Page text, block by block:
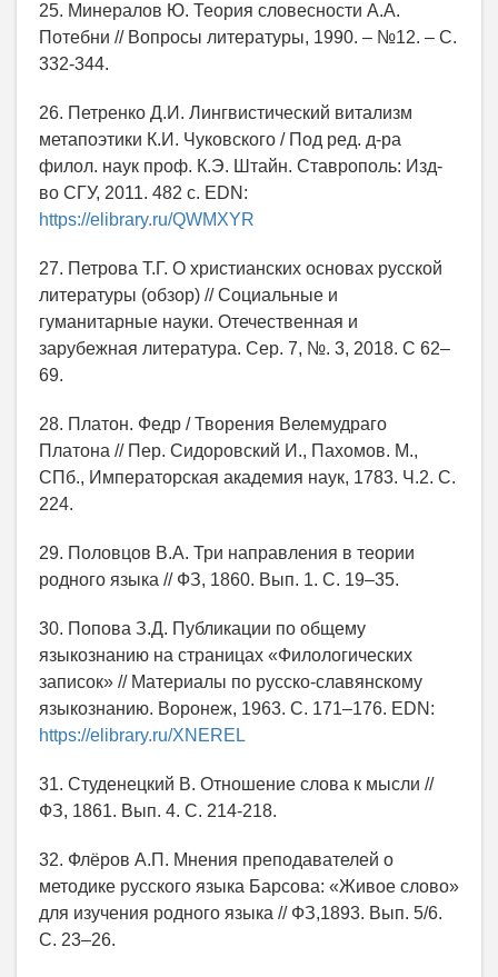
25. Минералов Ю. Теория словесности А.А.
Потебни // Вопросы литературы, 1990. – №12. – C.
332-344.
26. Петренко Д.И. Лингвистический витализм
метапоэтики К.И. Чуковского / Под ред. д-ра
филол. наук проф. К.Э. Штайн. Ставрополь: Изд-
во СГУ, 2011. 482 с. EDN:
https://elibrary.ru/QWMXYR
27. Петрова Т.Г. О христианских основах русской
литературы (обзор) // Социальные и
гуманитарные науки. Отечественная и
зарубежная литература. Сер. 7, №. 3, 2018. С 62–
69.
28. Платон. Федр / Творения Велемудраго
Платона // Пер. Сидоровский И., Пахомов. М.,
СПб., Императорская академия наук, 1783. Ч.2. С.
224.
29. Половцов В.А. Три направления в теории
родного языка // ФЗ, 1860. Вып. 1. С. 19–35.
30. Попова З.Д. Публикации по общему
языкознанию на страницах «Филологических
записок» // Материалы по русско-славянскому
языкознанию. Воронеж, 1963. С. 171–176. EDN:
https://elibrary.ru/XNEREL
31. Студенецкий В. Отношение слова к мысли //
ФЗ, 1861. Вып. 4. С. 214-218.
32. Флёров А.П. Мнения преподавателей о
методике русского языка Барсова: «Живое слово»
для изучения родного языка // ФЗ,1893. Вып. 5/6.
С. 23–26.